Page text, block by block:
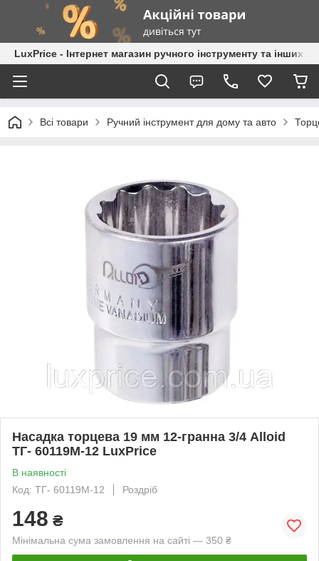
LuxPrice - Інтернет магазин ручного інструменту та інших
Всі товари Ручний інструмент для дому та авто
Насадка торцева 19 мм 12-гранна 3/4 Alloid
ТГ- 60119M-12 LuxPrice
В наявності
Код: ТГ- 60119M-12
Роздріб
148 ₴
Мінімальна сума замовлення на сайті — 350 ₴